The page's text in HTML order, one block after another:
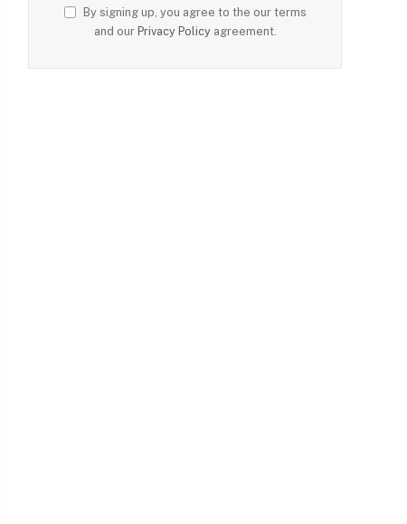
By signing up, you agree to the our terms
and our Privacy Policyagreement.